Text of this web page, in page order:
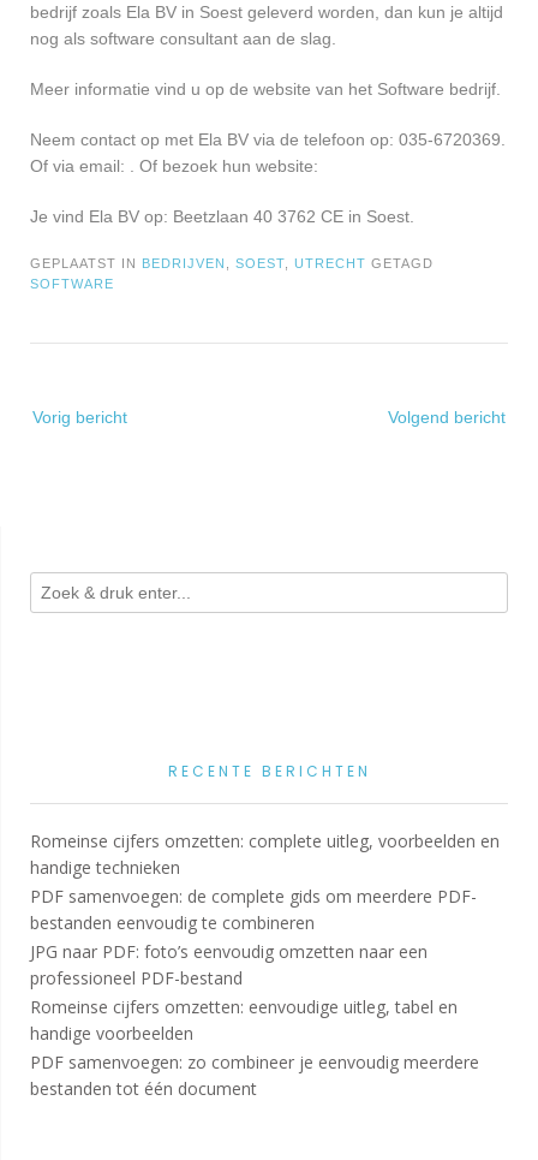
bedrijf zoals Ela BV in Soest geleverd worden, dan kun je altijd
nog als software consultant aan de slag.
Meer informatie vind u op de website van het Software bedrijf.
Neem contact op met Ela BV via de telefoon op: 035-6720369.
Of via email:
. Of bezoek hun website:
Je vind Ela BV op: Beetzlaan 40 3762 CE in Soest.
GEPLAATST IN BEDRIJVEN SOEST UTRECHT GETAGD
SOFTWARE
navigatie
Vorig bericht Volgend bericht
RECENTE BERICHTEN
Romeinse cijfers omzetten: complete uitleg, voorbeelden en
handige technieken
PDF samenvoegen: de complete gids om meerdere PDF-
bestanden eenvoudig te combineren
JPG naar PDF: foto’s eenvoudig omzetten naar een
professioneel PDF-bestand
Romeinse cijfers omzetten: eenvoudige uitleg, tabel en
handige voorbeelden
PDF samenvoegen: zo combineer je eenvoudig meerdere
bestanden tot één document